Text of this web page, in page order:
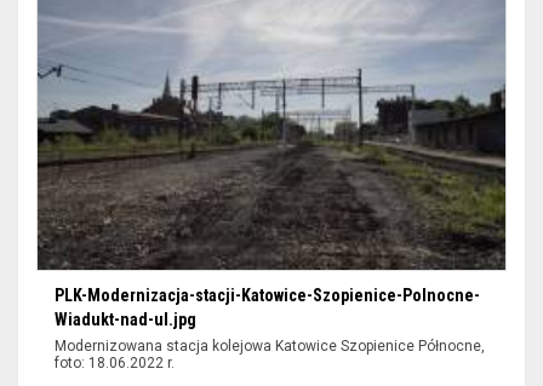
pozycje
formularzy
wybrać
przycisk
filtruj.
PLK-Modernizacja-stacji-Katowice-Szopienice-Polnocne-
Wiadukt-nad-ul.jpg
Modernizowana stacja kolejowa Katowice Szopienice Północne,
foto: 18.06.2022 r.